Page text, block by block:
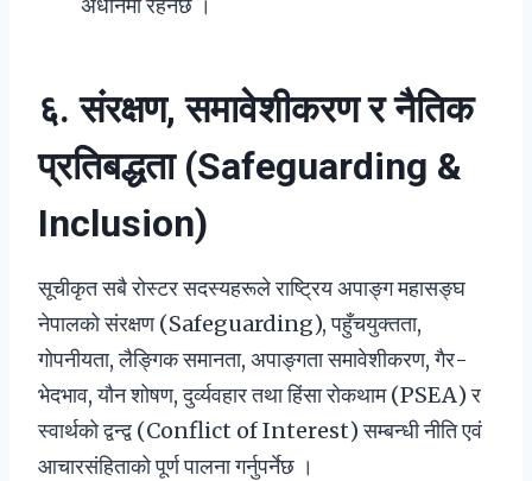
६. संरक्षण, समावेशीकरण र नैतिक
प्रतिबद्धता (Safeguarding &
Inclusion)
सूचीकृत सबै रोस्टर सदस्यहरूले राष्ट्रिय अपाङ्ग महासङ्घ
नेपालको संरक्षण (Safeguarding), पहुँचयुक्तता,
गोपनीयता, लैङ्गिक समानता, अपाङ्गता समावेशीकरण, गैर-
भेदभाव, यौन शोषण, दुर्व्यवहार तथा हिंसा रोकथाम (PSEA) र
स्वार्थको द्वन्द्व (Conflict of Interest) सम्बन्धी नीति एवं
आचारसंहिताको पूर्ण पालना गर्नुपर्नेछ ।